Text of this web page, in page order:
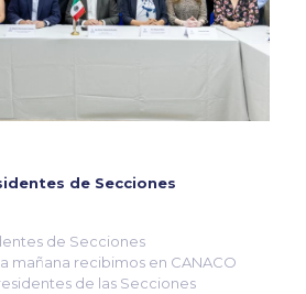
de Secciones
de Secciones
mañana recibimos en CANACO
de las Secciones